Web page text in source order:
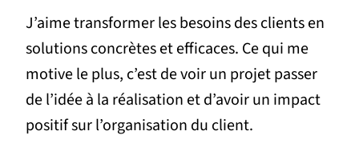
J’aime transformer les besoins des clients en
solutions concrètes et efficaces. Ce qui me
motive le plus, c’est de voir un projet passer
de l’idée à la réalisation et d’avoir un impact
positif sur l’organisation du client.